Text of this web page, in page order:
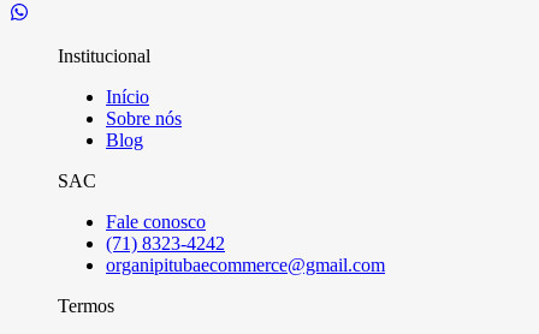
Institucional
Início
Sobre nós
Blog
SAC
Fale conosco
(71) 8323-4242
organipitubaecommerce@gmail.com
Termos